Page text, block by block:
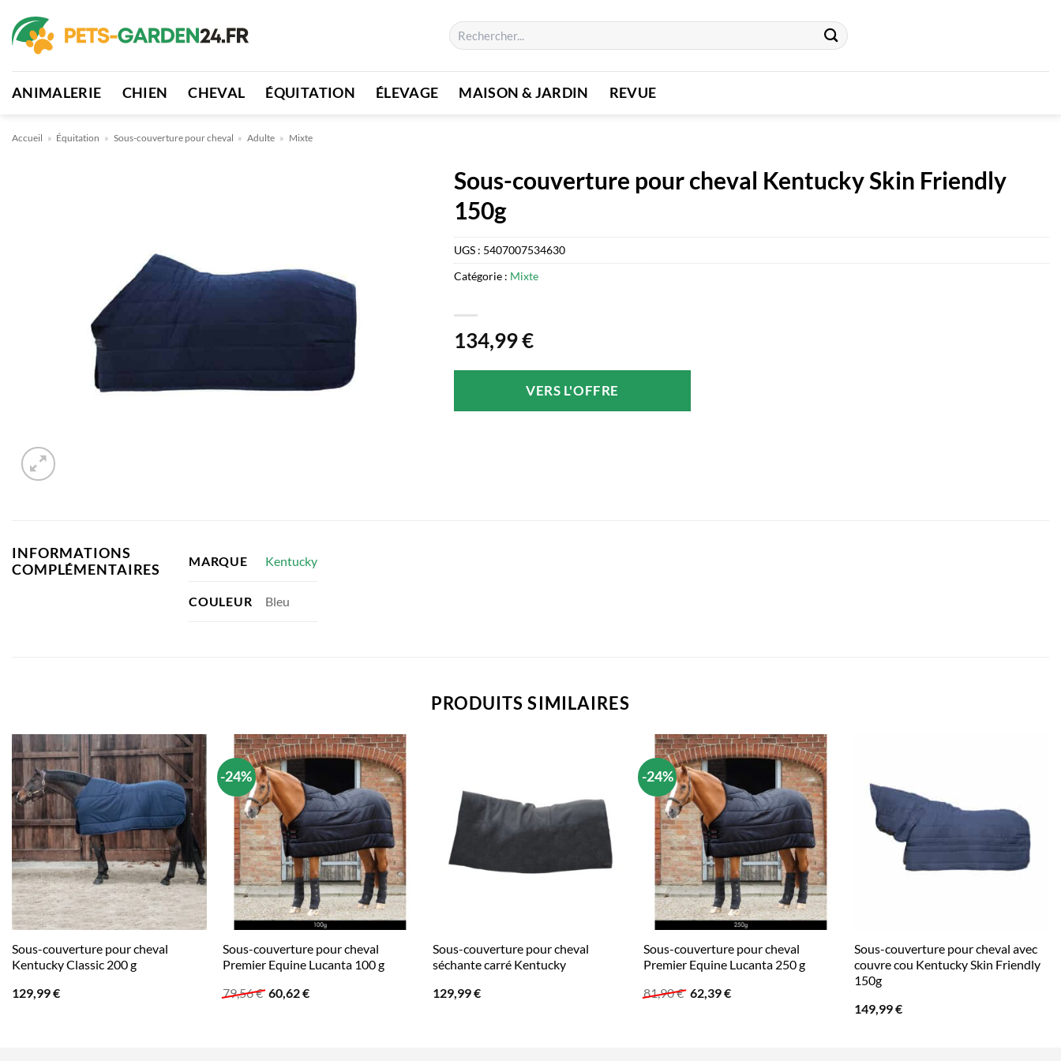
au
contenu
Recherche
pour :
ANIMALERIE CHIEN CHEVAL ÉQUITATION ÉLEVAGE MAISON & JARDIN REVUE
Accueil » Équitation » Sous-couverture pour cheval » Adulte » Mixte
Sous-couverture pour cheval Kentucky Skin Friendly
150g
134,99€
VERS L'OFFRE
UGS : 5407007534630
Catégorie : Mixte
INFORMATIONS
COMPLÉMENTAIRES
MARQUE Kentucky
COULEUR Bleu
PRODUITS SIMILAIRES
Sous-couverture pour cheval
Kentucky Classic 200 g
129,99€
-24%
Sous-couverture pour cheval
Premier Equine Lucanta 100 g
79,56€ Le
prix
60,62€Le
Sous-couverture pour cheval
séchante carré Kentucky
129,99€
-24%
Sous-couverture pour cheval
Premier Equine Lucanta 250 g
81,90€ Le
prix
62,39€Le
Sous-couverture pour cheval avec
couvre cou Kentucky Skin Friendly
150g
149,99€